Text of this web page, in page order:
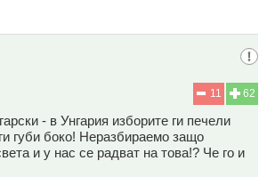
62
11
- в Унгария изборите ги печели
губи боко! Неразбираемо защо
и у нас се радват на това!? Че го и